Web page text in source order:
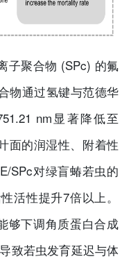
子聚合物 (SPc) 的氟
物通过氢键与范德华
nm显著降低至
面的润湿性、附着性
SPc对绿盲蝽若虫的
活性提升7倍以上。
够下调角质蛋白合成
致若虫发育延迟与体